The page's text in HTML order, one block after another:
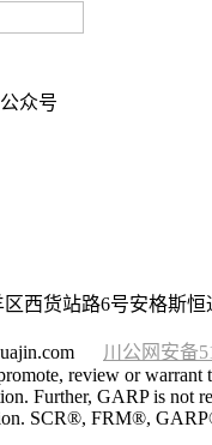
众号
西货站路6号安格斯恒
川公网安备
review or
Further, GARP is not
SCR®, FRM®,